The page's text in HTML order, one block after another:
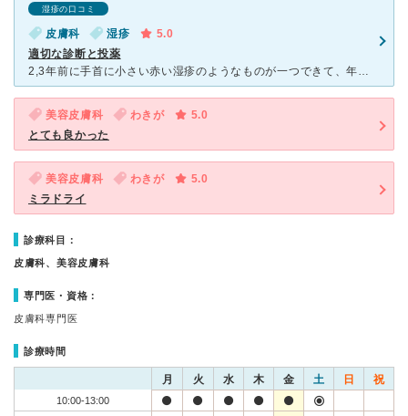
湿疹の口コミ
皮膚科 湿疹
5.0
適切な診断と投薬
2,3年前に手首に小さい赤い湿疹のようなものが一つできて、年々その数が増え患部が広範囲になってきたので受診しました。 比較的最近開院したクリニックのようできれいで静かな施設です。 初診でも予約がで
美容皮膚科 わきが
5.0
とても良かった
美容皮膚科 わきが
5.0
ミラドライ
診療科目：
皮膚科、美容皮膚科
専門医・資格：
皮膚科専門医
診療時間
月 火 水 木 金 土 日 祝
10:00-13:00